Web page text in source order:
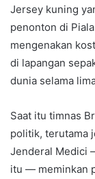
Jersey kuning
penonton di
mengenakan
di lapangan
dunia selama
Saat itu timnas
politik, terutama
Jenderal Medici
itu — meminkan